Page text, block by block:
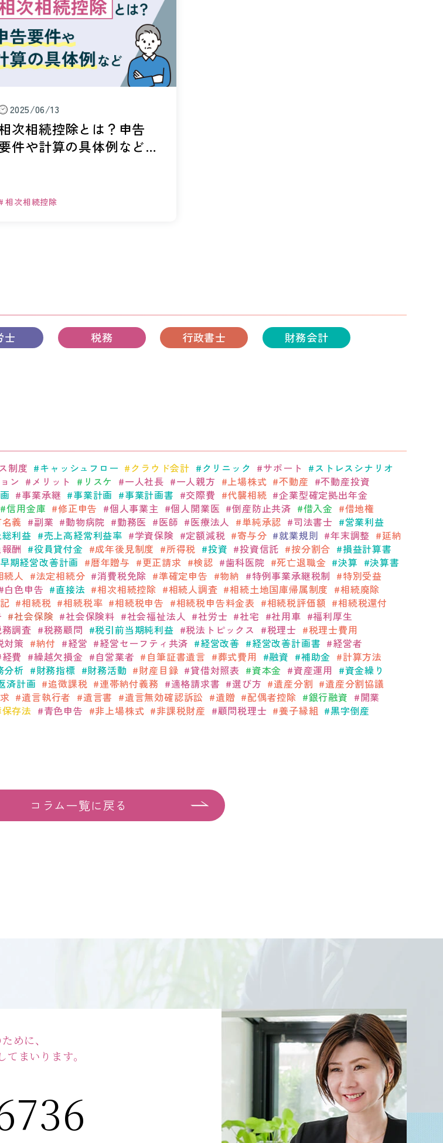
2025/06/13
次相続控除とは？申告
件や計算の具体例など
相次相続控除
士 税務 行政書士
財務会計
制度 キャッシュフロー クラウド会計 クリニック サポート
ストレスシナリオ
ン メリット リスケ 一人社長 一人親方 上場株式 不動産
不動産投資
事業承継 事業計画 事業計画書 交際費 代襲相続
企業型確定拠出年金
信用金庫 修正申告 個人事業主 個人開業医 倒産防止共済 借入金
借地権
義 副業 動物病院 勤務医 医師 医療法人 単純承認 司法書士
営業利益
利益 売上高経常利益率 学資保険 定額減税 寄与分 就業規則 年末調整
延納
酬 役員貸付金 成年後見制度 所得税 投資 投資信託 按分割合
損益計算書
早期経営改善計画 暦年贈与 更正請求 検認 歯科医院 死亡退職金 決算
決算書
続人 法定相続分 消費税免除 準確定申告 物納 特例事業承継税制
特別受益
白色申告 直接法 相次相続控除 相続人調査 相続土地国庫帰属制度
相続廃除
相続税 相続税率 相続税申告 相続税申告料金表 相続税評価額
相続税還付
社会保険 社会保険料 社会福祉法人 社労士 社宅 社用車
福利厚生
調査 税務顧問 税引前当期純利益 税法トピックス 税理士
税理士費用
対策 納付 経営 経営セーフティ共済 経営改善 経営改善計画書
経営者
経費 繰越欠損金 自営業者 自筆証書遺言 葬式費用 融資 補助金
計算方法
分析 財務指標 財務活動 財産目録 貸借対照表 資本金 資産運用
資金繰り
済計画 追徴課税 連帯納付義務 適格請求書 選び方 遺産分割
遺産分割協議
遺言執行者 遺言書 遺言無効確認訴訟 遺贈 配偶者控除 銀行融資
開業
存法 青色申告 非上場株式 非課税財産 顧問税理士 養子縁組 黒字倒産
コラム一覧に戻る
めに、
まいります。